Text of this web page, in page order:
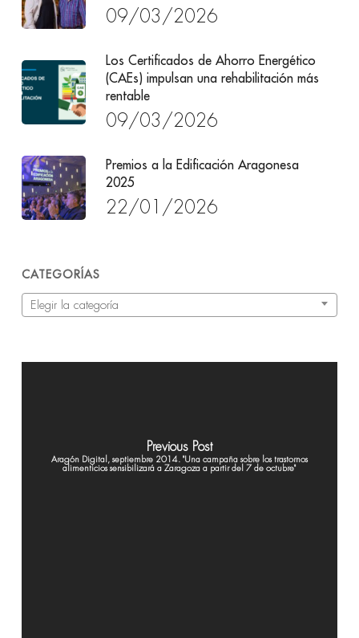
09/03/2026
Los Certificados de Ahorro Energético
(CAEs) impulsan una rehabilitación más
rentable
09/03/2026
Premios a la Edificación Aragonesa
2025
22/01/2026
CATEGORÍAS
Categorías
Elegir la categoría
Previous Post
Aragón Digital, septiembre 2014. "Una campaña sobre los trastornos
alimenticios sensibilizará a Zaragoza a partir del 7 de octubre"